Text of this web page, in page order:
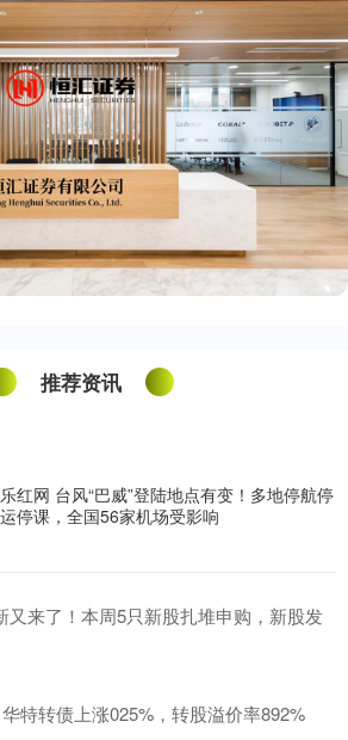
推荐资讯
乐红网 台风“巴威”登陆地点有变！多地停航停
运停课，全国56家机场受影响
又来了！本周5只新股扎堆申购，新股发
特转债上涨025%，转股溢价率892%